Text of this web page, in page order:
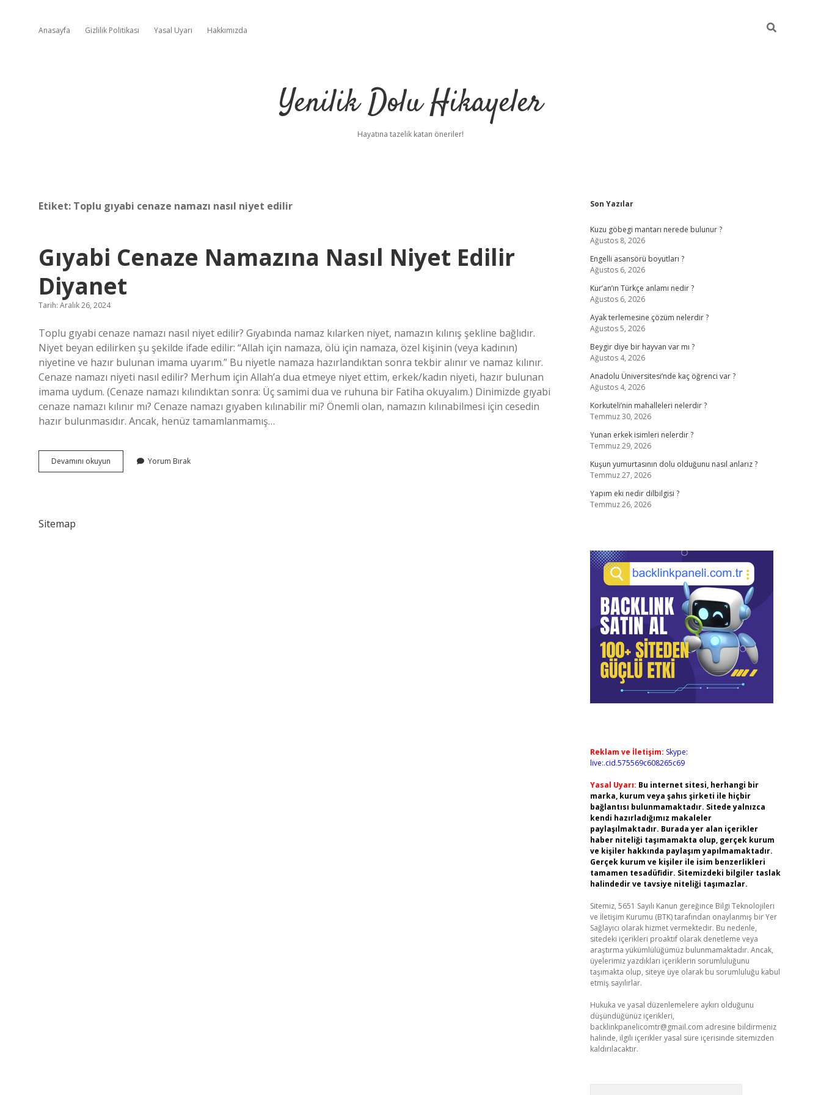
Anasayfa Gizlilik Politikası Yasal Uyarı Hakkımızda
Yenilik Dolu Hikayeler
Hayatına tazelik katan öneriler!
Etiket: Toplu gıyabi cenaze namazı nasıl niyet edilir
Gıyabi Cenaze Namazına Nasıl Niyet Edilir
Diyanet
Tarih: Aralık 26, 2024
Toplu gıyabi cenaze namazı nasıl niyet edilir? Gıyabında namaz kılarken niyet, namazın kılınış şekline bağlıdır.
Niyet beyan edilirken şu şekilde ifade edilir: “Allah için namaza, ölü için namaza, özel kişinin (veya kadının)
niyetine ve hazır bulunan imama uyarım.” Bu niyetle namaza hazırlandıktan sonra tekbir alınır ve namaz kılınır.
Cenaze namazı niyeti nasıl edilir? Merhum için Allah’a dua etmeye niyet ettim, erkek/kadın niyeti, hazır bulunan
imama uydum. (Cenaze namazı kılındıktan sonra: Üç samimi dua ve ruhuna bir Fatiha okuyalım.) Dinimizde gıyabi
cenaze namazı kılınır mı? Cenaze namazı gıyaben kılınabilir mi? Önemli olan, namazın kılınabilmesi için cesedin
hazır bulunmasıdır. Ancak, henüz tamamlanmamış…
Devamını okuyun
Cenaze
Yorum Bırak
Sitemap
Sidebar
Son Yazılar
Kuzu göbegi mantarı nerede bulunur ?
Ağustos 8, 2026
Engelli asansörü boyutları ?
Ağustos 6, 2026
Kur’an’ın Türkçe anlamı nedir ?
Ağustos 6, 2026
Ayak terlemesine çözüm nelerdir ?
Ağustos 5, 2026
Beygir diye bir hayvan var mı ?
Ağustos 4, 2026
Anadolu Üniversitesi’nde kaç öğrenci var ?
Ağustos 4, 2026
Korkuteli’nin mahalleleri nelerdir ?
Temmuz 30, 2026
Yunan erkek isimleri nelerdir ?
Temmuz 29, 2026
Kuşun yumurtasının dolu olduğunu nasıl anlarız ?
Temmuz 27, 2026
Yapım eki nedir dilbilgisi ?
Temmuz 26, 2026
Reklam ve İletişim: Skype:
live:.cid.575569c608265c69
Yasal Uyarı: Bu internet sitesi, herhangi bir
marka, kurum veya şahıs şirketi ile hiçbir
bağlantısı bulunmamaktadır. Sitede yalnızca
kendi hazırladığımız makaleler
paylaşılmaktadır. Burada yer alan içerikler
haber niteliği taşımamakta olup, gerçek kurum
ve kişiler hakkında paylaşım yapılmamaktadır.
Gerçek kurum ve kişiler ile isim benzerlikleri
tamamen tesadüfidir. Sitemizdeki bilgiler taslak
halindedir ve tavsiye niteliği taşımazlar.
Sitemiz, 5651 Sayılı Kanun gereğince Bilgi Teknolojileri
ve İletişim Kurumu (BTK) tarafından onaylanmış bir Yer
Sağlayıcı olarak hizmet vermektedir. Bu nedenle,
sitedeki içerikleri proaktif olarak denetleme veya
araştırma yükümlülüğümüz bulunmamaktadır. Ancak,
üyelerimiz yazdıkları içeriklerin sorumluluğunu
taşımakta olup, siteye üye olarak bu sorumluluğu kabul
etmiş sayılırlar.
Hukuka ve yasal düzenlemelere aykırı olduğunu
düşündüğünüz içerikleri,
backlinkpanelicomtr@gmail.com adresine bildirmeniz
halinde, ilgili içerikler yasal süre içerisinde sitemizden
kaldırılacaktır.